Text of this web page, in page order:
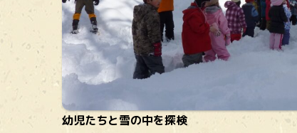
幼児たちと雪の中を探検